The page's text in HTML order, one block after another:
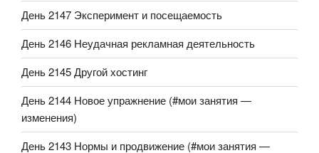
День 2147 Эксперимент и посещаемость
День 2146 Неудачная рекламная деятельность
День 2145 Другой хостинг
День 2144 Новое упражнение (#мои занятия —
изменения)
День 2143 Нормы и продвижение (#мои занятия —